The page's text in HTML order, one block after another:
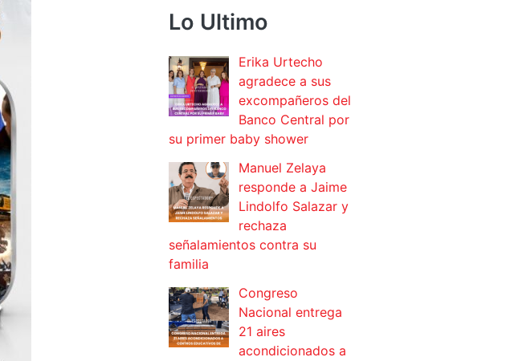
Lo Ultimo
Erika Urtecho
agradece a sus
excompañeros del
Banco Central por
su primer baby shower
Manuel Zelaya
responde a Jaime
Lindolfo Salazar y
rechaza
señalamientos contra su
familia
Congreso
Nacional entrega
21 aires
acondicionados a